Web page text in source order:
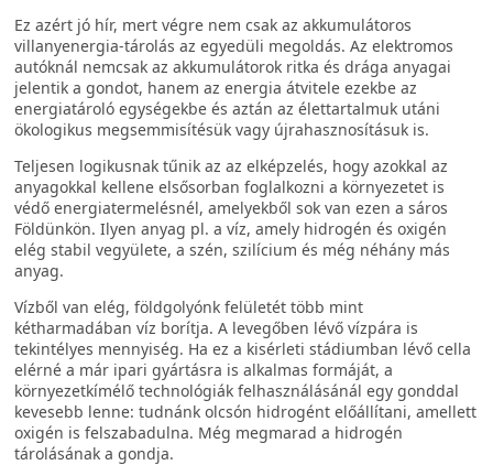
Ez azért jó hír, mert végre nem csak az akkumulátoros
villanyenergia-tárolás az egyedüli megoldás. Az elektromos
autóknál nemcsak az akkumulátorok ritka és drága anyagai
jelentik a gondot, hanem az energia átvitele ezekbe az
energiatároló egységekbe és aztán az élettartalmuk utáni
ökologikus megsemmisítésük vagy újrahasznosításuk is.
Teljesen logikusnak tűnik az az elképzelés, hogy azokkal az
anyagokkal kellene elsősorban foglalkozni a környezetet is
védő energiatermelésnél, amelyekből sok van ezen a sáros
Földünkön. Ilyen anyag pl. a víz, amely hidrogén és oxigén
elég stabil vegyülete, a szén, szilícium és még néhány más
anyag.
Vízből van elég, földgolyónk felületét több mint
kétharmadában víz borítja. A levegőben lévő vízpára is
tekintélyes mennyiség. Ha ez a kisérleti stádiumban lévő cella
elérné a már ipari gyártásra is alkalmas formáját, a
környezetkímélő technológiák felhasználásánál egy gonddal
kevesebb lenne: tudnánk olcsón hidrogént előállítani, amellett
oxigén is felszabadulna. Még megmarad a hidrogén
tárolásának a gondja.